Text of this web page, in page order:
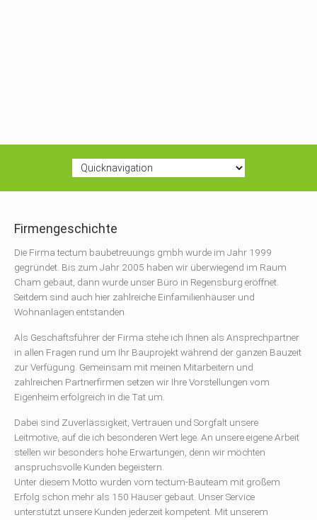
Firmengeschichte
Die Firma tectum baubetreuungs gmbh wurde im Jahr 1999
gegründet. Bis zum Jahr 2005 haben wir überwiegend im Raum
Cham gebaut, dann wurde unser Büro in Regensburg eröffnet.
Seitdem sind auch hier zahlreiche Einfamilienhäuser und
Wohnanlagen entstanden.
Als Geschäftsführer der Firma stehe ich Ihnen als Ansprechpartner
in allen Fragen rund um Ihr Bauprojekt während der ganzen Bauzeit
zur Verfügung. Gemeinsam mit meinen Mitarbeitern und
zahlreichen Partnerfirmen setzen wir Ihre Vorstellungen vom
Eigenheim erfolgreich in die Tat um.
Dabei sind Zuverlässigkeit, Vertrauen und Sorgfalt unsere
Leitmotive, auf die ich besonderen Wert lege. An unsere eigene Arbeit
stellen wir besonders hohe Erwartungen, denn wir möchten
anspruchsvolle Kunden begeistern.
Unter diesem Motto wurden vom tectum-Bauteam mit großem
Erfolg schon mehr als 150 Häuser gebaut. Unser Service
unterstützt unsere Kunden jederzeit kompetent. Mit unserem